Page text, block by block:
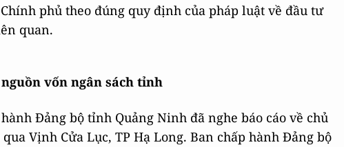
phủ theo đúng quy định của pháp luật về đầu tư
quan.
vốn ngân sách tỉnh
Đảng bộ tỉnh Quảng Ninh đã nghe báo cáo về chủ
Vịnh Cửa Lục, TP Hạ Long. Ban chấp hành Đảng bộ